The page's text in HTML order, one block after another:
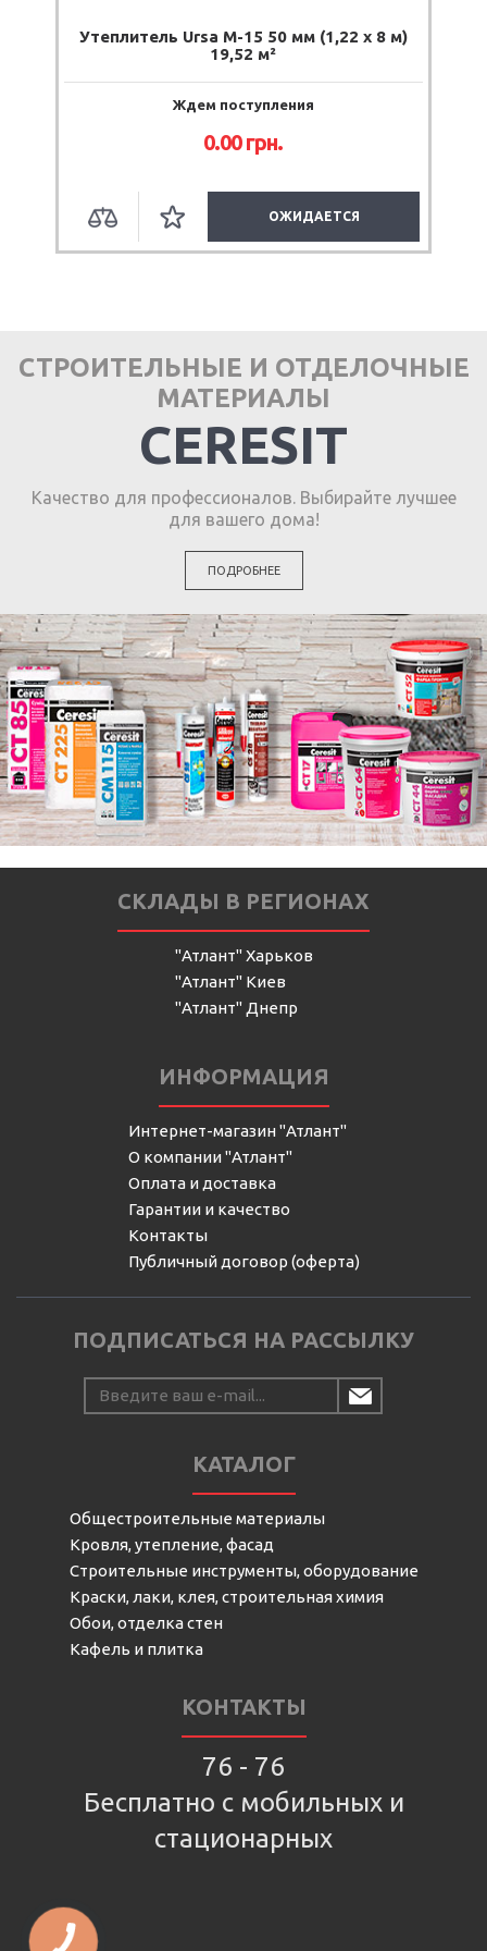
Утеплитель Ursa М-15 50 мм (1,22 х 8 м)
19,52 м²
Ждем поступления
0.00 грн.
ОЖИДАЕТСЯ
СТРОИТЕЛЬНЫЕ И ОТДЕЛОЧНЫЕ
МАТЕРИАЛЫ
CERESIT
Качество для профессионалов. Выбирайте лучшее
для вашего дома!
ПОДРОБНЕЕ
СКЛАДЫ В РЕГИОНАХ
"Атлант" Харьков
"Атлант" Киев
"Атлант" Днепр
ИНФОРМАЦИЯ
Интернет-магазин "Атлант"
О компании "Атлант"
Оплата и доставка
Гарантии и качество
Контакты
Публичный договор (оферта)
ПОДПИСАТЬСЯ НА РАССЫЛКУ
КАТАЛОГ
Общестроительные материалы
Кровля, утепление, фасад
Строительные инструменты, оборудование
Краски, лаки, клея, строительная химия
Обои, отделка стен
Кафель и плитка
КОНТАКТЫ
76 - 76
Бесплатно с мобильных и
стационарных